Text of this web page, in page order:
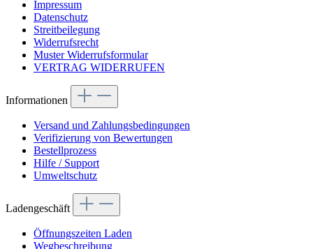
Impressum
Datenschutz
Streitbeilegung
Widerrufsrecht
Muster Widerrufsformular
VERTRAG WIDERRUFEN
Informationen
Versand und Zahlungsbedingungen
Verifizierung von Bewertungen
Bestellprozess
Hilfe / Support
Umweltschutz
Ladengeschäft
Öffnungszeiten Laden
Wegbeschreibung